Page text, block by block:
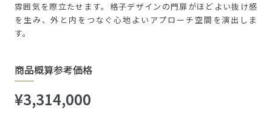
雰囲気を際立たせます。格子デザインの門扉がほどよい抜け感
を生み、外と内をつなぐ心地よいアプローチ空間を演出しま
す。
商品概算参考価格
¥3,314,000